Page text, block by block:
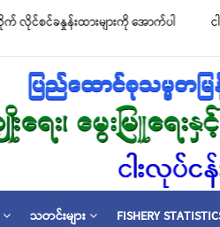
မြန်မာနိုင်ငံ ပင်လယ်နှင့် ရေချိုဇီဝမျိုးစုံမျိုးကွဲ
သတင်းများ FISHERY